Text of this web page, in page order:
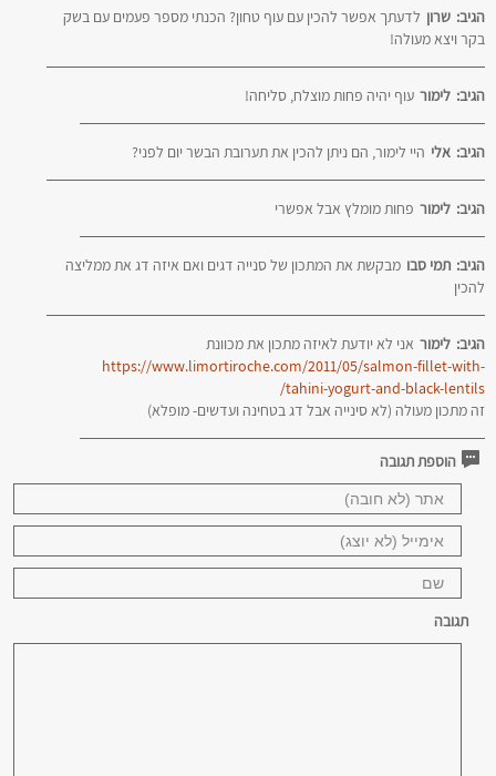
שרון הגיב:
לדעתך אפשר להכין עם עוף טחון? הכנתי מספר פעמים עם בשק
בקר ויצא מעולה!
לימור הגיב: עוף יהיה פחות מוצלח, סליחה!
אלי הגיב: היי לימור, הם ניתן להכין את תערובת הבשר יום לפני?
לימור הגיב: פחות מומלץ אבל אפשרי
תמי סבו הגיב:
מבקשת את המתכון של סנייה דגים ואם איזה דג את ממליצה
להכין
לימור הגיב:
אני לא יודעת לאיזה מתכון את מכוונת
https://www.limortiroche.com/2011/05/salmon-fillet-with-
tahini-yogurt-and-black-lentils/
זה מתכון מעולה (לא סינייה אבל דג בטחינה ועדשים- מופלא)
הוספת תגובה
תגובה